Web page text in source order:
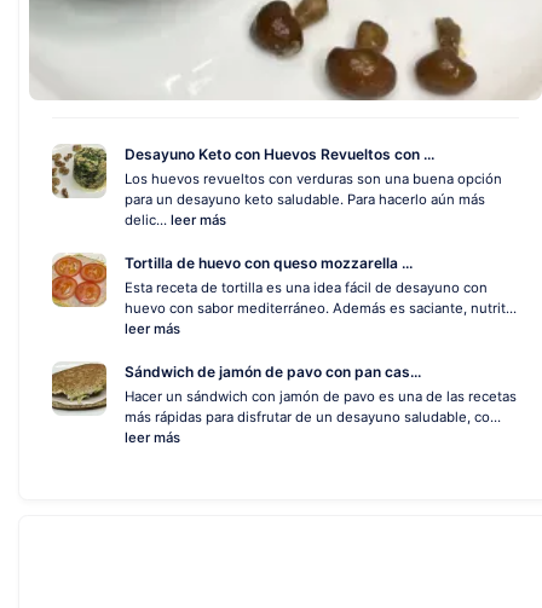
Desayuno Keto con Huevos Revueltos con ...
Los huevos revueltos con verduras son una buena opción
para un desayuno keto saludable. Para hacerlo aún más
delic... leer más
Tortilla de huevo con queso mozzarella ...
Esta receta de tortilla es una idea fácil de desayuno con
huevo con sabor mediterráneo. Además es saciante, nutrit...
leer más
Sándwich de jamón de pavo con pan cas...
Hacer un sándwich con jamón de pavo es una de las recetas
más rápidas para disfrutar de un desayuno saludable, co...
leer más